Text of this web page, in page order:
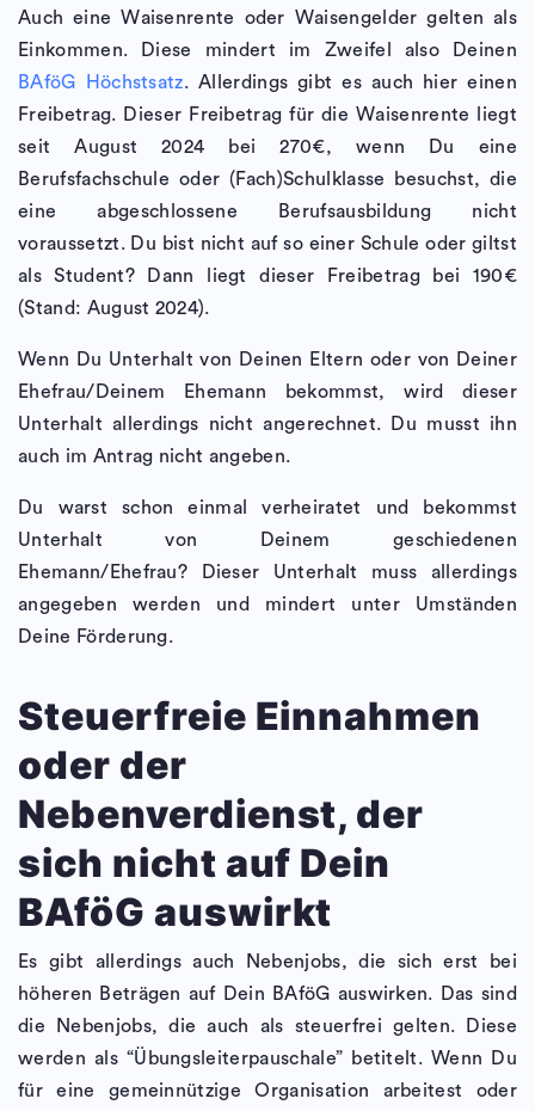
Auch eine Waisenrente oder Waisengelder gelten als
Einkommen. Diese mindert im Zweifel also Deinen
BAföG Höchstsatz. Allerdings gibt es auch hier einen
Freibetrag. Dieser Freibetrag für die Waisenrente liegt
seit August 2024 bei 270€, wenn Du eine
Berufsfachschule oder (Fach)Schulklasse besuchst, die
eine abgeschlossene Berufsausbildung nicht
voraussetzt. Du bist nicht auf so einer Schule oder giltst
als Student? Dann liegt dieser Freibetrag bei 190€
(Stand: August 2024).
Wenn Du Unterhalt von Deinen Eltern oder von Deiner
Ehefrau/Deinem Ehemann bekommst, wird dieser
Unterhalt allerdings nicht angerechnet. Du musst ihn
auch im Antrag nicht angeben.
Du warst schon einmal verheiratet und bekommst
Unterhalt von Deinem geschiedenen
Ehemann/Ehefrau? Dieser Unterhalt muss allerdings
angegeben werden und mindert unter Umständen
Deine Förderung.
Steuerfreie Einnahmen
oder der
Nebenverdienst, der
sich nicht auf Dein
BAföG auswirkt
Es gibt allerdings auch Nebenjobs, die sich erst bei
höheren Beträgen auf Dein BAföG auswirken. Das sind
die Nebenjobs, die auch als steuerfrei gelten. Diese
werden als “Übungsleiterpauschale” betitelt. Wenn Du
für eine gemeinnützige Organisation arbeitest oder